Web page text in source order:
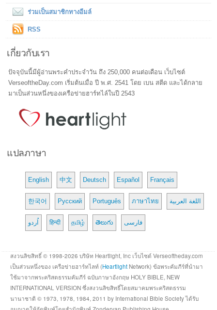
ร่วมเป็นสมาชิกทางอีมล์
RSS
เกี่ยวกับเรา
ปัจจุบันนี้มีผู้อ่านพระคำประจำวัน ถึง 250,000 คนต่อเดือน เว็บไซต์
VerseoftheDay.com เริ่มต้นเมื่อ ปี พ.ศ. 2541 โดย เบน สตีด และได้กลาย
มาเป็นส่วนหนึ่งของเครือข่ายฮาร์ทไล์ในปี 2543
แปลภาษา
English 中文 Deutsch Español Français
한국어 Русский Português ภาษาไทย اللغة العربية
اُردو हिन्दी தமிழ் తెలుగు فارسی
สงวนลิขสิทธิ์ © 1998-2026 บริษัท Heartlight, Inc เว็บไซต์ Verseoftheday.com
เป็นส่วนหนึ่งของ เครือข่ายฮาร์ทไลท์ (Heartlight Network) ข้อพระคัมภีร์ที่นำมา
ใช้มาจากพระคริสตธรรมคัมภีร์ ฉบับภาษาอังกฤษ HOLY BIBLE, NEW
INTERNATIONAL VERSION ซึ่งสงวนลิขสิทธิ์โดยสมาคมพระคริสตธรรม
นานาชาติ © 1973, 1978, 1984, 2011 by International Bible Society ได้รับ